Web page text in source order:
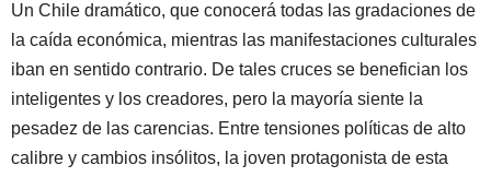
Un Chile dramático, que conocerá todas las gradaciones de
la caída económica, mientras las manifestaciones culturales
iban en sentido contrario. De tales cruces se benefician los
inteligentes y los creadores, pero la mayoría siente la
pesadez de las carencias. Entre tensiones políticas de alto
calibre y cambios insólitos, la joven protagonista de esta